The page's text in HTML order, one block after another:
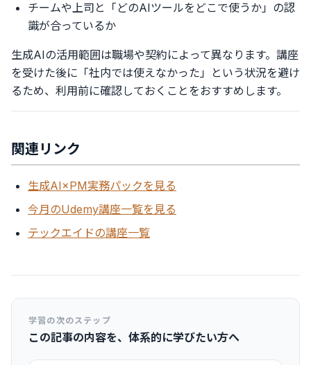
チームや上司と「どのAIツールをどこで使うか」の認
識が合っているか
生成AIの活用範囲は職場や契約によって異なります。講座
を受けた後に「社内では使えなかった」という状況を避け
るため、利用前に確認しておくことをおすすめします。
関連リンク
生成AI×PM実務パックを見る
今月のUdemy講座一覧を見る
テックエイドの講座一覧
学習の次のステップ
この記事の内容を、体系的に学びたい方へ